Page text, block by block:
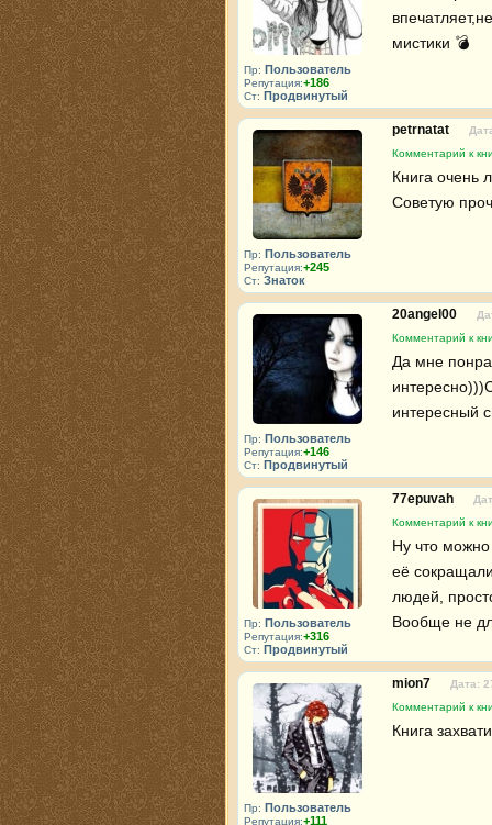
Пр: Пользователь
Репутация:+186
Ст: Продвинутый
мистики 💣
Пр: Пользователь
Репутация:+245
Ст: Знаток
petrnatat
Комментарий к
Книга очень
Советую
Пр: Пользователь
Репутация:+146
Ст: Продвинутый
20angel00
Комментарий к
Да мне
интересный
Пр: Пользователь
Репутация:+316
Ст: Продвинутый
77epuvah
Комментарий к
Ну что можно
её
людей,
Вообще не
Пр: Пользователь
Репутация:+111
mion7
Дата:
Комментарий к
Книга